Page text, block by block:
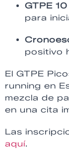
GTPE
para
positivo
El GTPE
running en
mezcla de
en una cita
Las
aquí.